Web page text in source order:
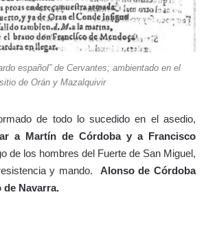
español” de Cervantes; ambientado en el
sitio de Orán y Mazalquivir
de todo lo sucedido en el asedio,
a Martín de Córdoba y a Francisco
de los hombres del Fuerte de San Miguel,
y mando. Alonso de Córdoba
Navarra.